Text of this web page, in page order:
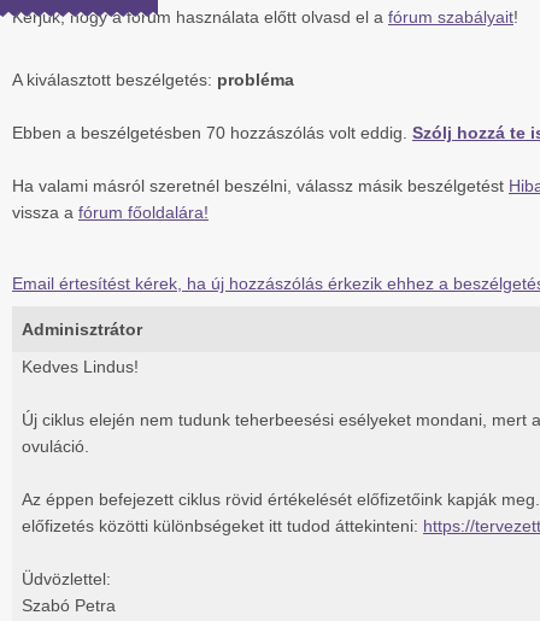
Kérjük, hogy a fórum használata előtt olvasd el a fórum szabályait!
A kiválasztott beszélgetés: probléma
Ebben a beszélgetésben 70 hozzászólás volt eddig. Szólj hozzá te
Ha valami másról szeretnél beszélni, válassz másik beszélgetést
vissza a fórum főoldalára!
Email értesítést kérek, ha új hozzászólás érkezik ehhez a
Adminisztrátor
Kedves Lindus!
Új ciklus elején nem tudunk teherbeesési esélyeket mondani, mert
ovuláció.
Az éppen befejezett ciklus rövid értékelését előfizetőink kapják
előfizetés közötti különbségeket itt tudod áttekinteni: https://
Üdvözlettel:
Szabó Petra